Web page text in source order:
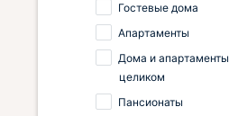
Гостевые дома
Апартаменты
Дома и апартаменты
целиком
Пансионаты